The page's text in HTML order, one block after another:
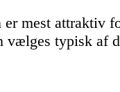
er mest attraktiv
vælges typisk af